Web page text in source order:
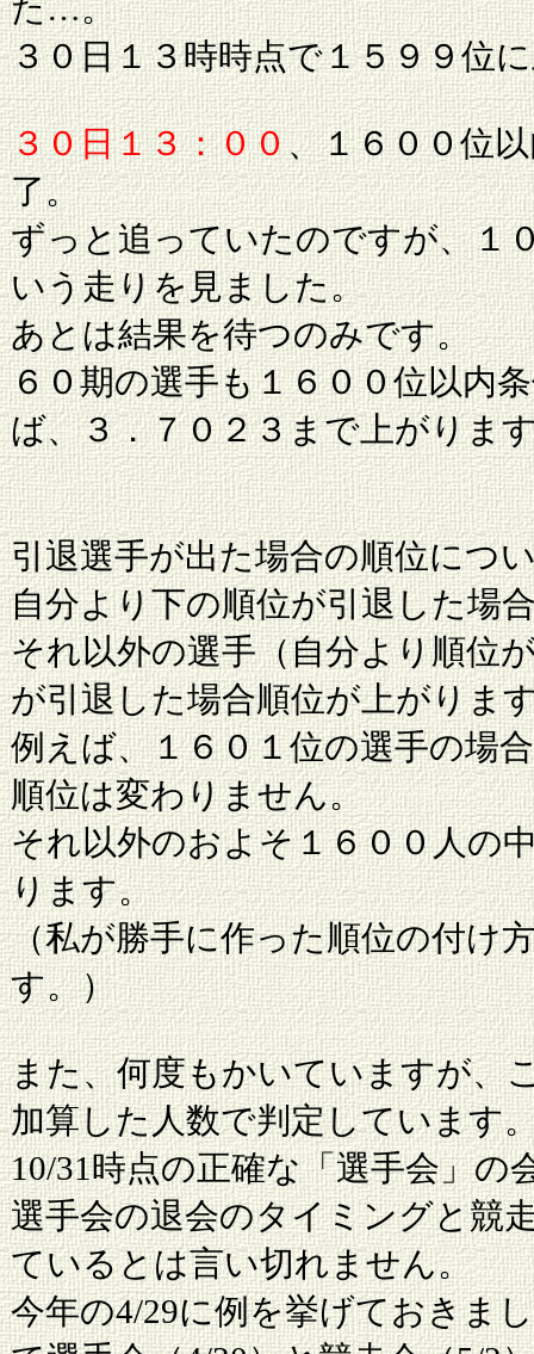
た…。
３０日１３時時点で１５９９位
３０日１３：００、１６００位
了。
ずっと追っていたのですが、１
いう走りを見ました。
あとは結果を待つのみです。
６０期の選手も１６００位以内
ば、３．７０２３まで上がりま
引退選手が出た場合の順位につ
自分より下の順位が引退した場
それ以外の選手（自分より順位
が引退した場合順位が上がりま
例えば、１６０１位の選手の場
順位は変わりません。
それ以外のおよそ１６００人の
ります。
（私が勝手に作った順位の付け
す。）
また、何度もかいていますが、
加算した人数で判定しています
10/31時点の正確な「選手会」の
選手会の退会のタイミングと競
ているとは言い切れません。
今年の4/29に例を挙げておきま